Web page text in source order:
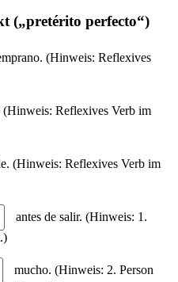
(„pretérito perfecto“)
(Hinweis: Reflexives
(Hinweis: Reflexives Verb im
(Hinweis: Reflexives Verb im
antes de salir. (Hinweis: 1.
mucho. (Hinweis: 2. Person